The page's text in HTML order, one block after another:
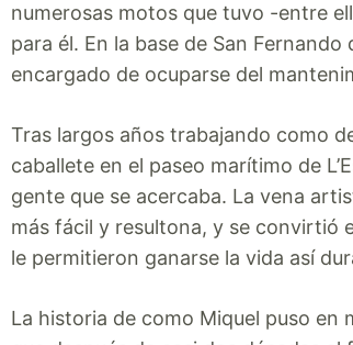
numerosas motos que tuvo -entre
para él. En la base de San
encargado de ocuparse del
Tras largos años trabajando como
caballete en el paseo marítimo de
gente que se acercaba. La vena
más fácil y resultona, y se convirtió
le permitieron ganarse la vida así
La historia de como Miquel puso